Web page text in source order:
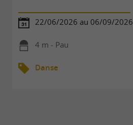
22/06/2026 au 06/09/2026
4 m - Pau
Danse